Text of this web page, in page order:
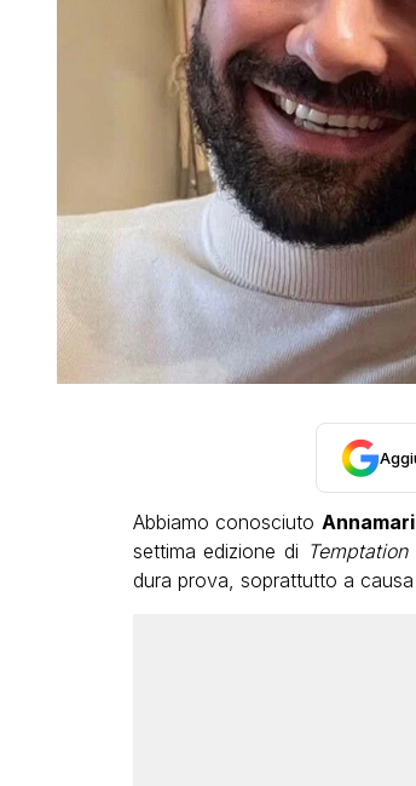
Abbiamo conosciuto
settima edizione di Temptation
dura prova, soprattutto a